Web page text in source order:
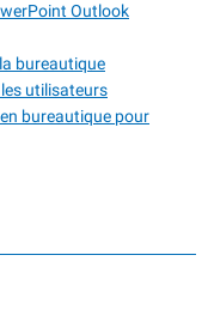
Outlook
bureautique
utilisateurs
bureautique pour